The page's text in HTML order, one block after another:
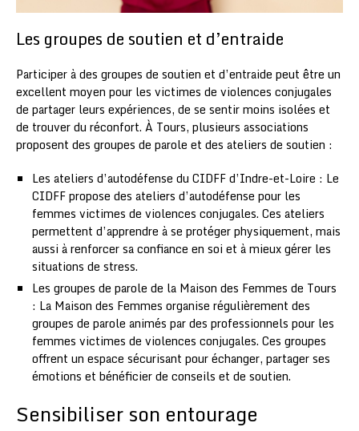
Les groupes de soutien et d’entraide
Participer à des groupes de soutien et d’entraide peut être un
excellent moyen pour les victimes de violences conjugales
de partager leurs expériences, de se sentir moins isolées et
de trouver du réconfort. À Tours, plusieurs associations
proposent des groupes de parole et des ateliers de soutien :
Les ateliers d’autodéfense du CIDFF d’Indre-et-Loire : Le
CIDFF propose des ateliers d’autodéfense pour les
femmes victimes de violences conjugales. Ces ateliers
permettent d’apprendre à se protéger physiquement, mais
aussi à renforcer sa confiance en soi et à mieux gérer les
situations de stress.
Les groupes de parole de la Maison des Femmes de Tours
: La Maison des Femmes organise régulièrement des
groupes de parole animés par des professionnels pour les
femmes victimes de violences conjugales. Ces groupes
offrent un espace sécurisant pour échanger, partager ses
émotions et bénéficier de conseils et de soutien.
Sensibiliser son entourage